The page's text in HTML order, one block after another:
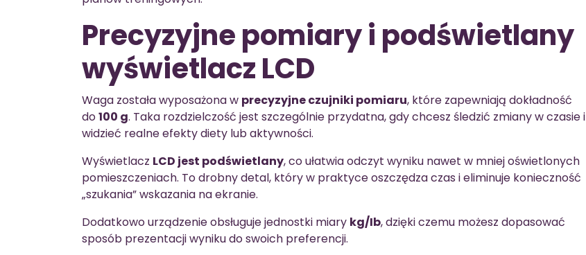
Precyzyjne pomiary i podświetlany
wyświetlacz LCD
Waga została wyposażona w precyzyjne czujniki pomiaru, które zapewniają dokładność
do100 g. Taka rozdzielczość jest szczególnie przydatna, gdy chcesz śledzić zmiany w czasie i
widzieć realne efekty diety lub aktywności.
Wyświetlacz LCD jest podświetlany, co ułatwia odczyt wyniku nawet w mniej oświetlonych
pomieszczeniach. To drobny detal, który w praktyce oszczędza czas i eliminuje konieczność
„szukania” wskazania na ekranie.
Dodatkowo urządzenie obsługuje jednostki miary kg/Ib, dzięki czemu możesz dopasować
sposób prezentacji wyniku do swoich preferencji.